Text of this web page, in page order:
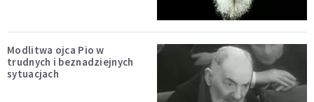
Modlitwa ojca Pio w
trudnych i beznadziejnych
sytuacjach